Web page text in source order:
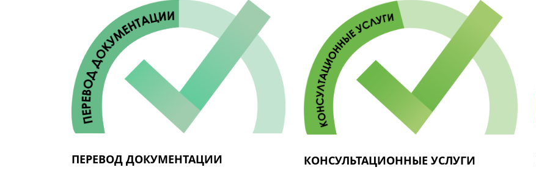
ПЕРЕВОД ДОКУМЕНТАЦИИ КОНСУЛЬТАЦИОННЫЕ УСЛУГИ